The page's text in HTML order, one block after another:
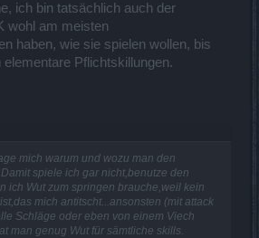
ich bin tatsächlich auch der
wohl am meisten
haben, wie sie spielen wollen, bis
Pflichtskillungen.
mich warum und wozu man den
spiele ich gar nicht,benutze den
ich Wut zum springen brauche,weil kein
mich antitscht...ansonsten (mit attack
Schläge oder eben von einem Viech
man genug Wut für sämtliche skills.